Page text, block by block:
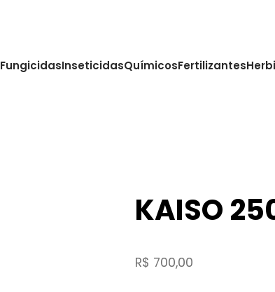
FungicidasInseticidasQuímicosFertilizantes
KAISO
R$ 700,00